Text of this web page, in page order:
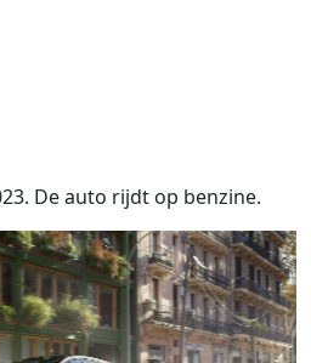
De auto rijdt op benzine.